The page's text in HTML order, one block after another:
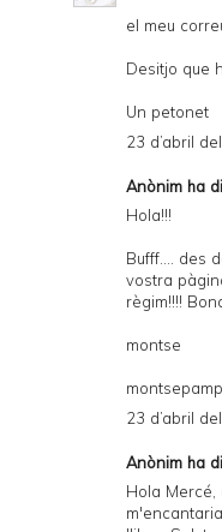
el meu
Desitjo que
Un petonet
23 d’abril
Anònim ha
Hola!!!
Bufff.... des
vostra
règim!!!!
montse
23 d’abril
Anònim ha
Hola Mercé,